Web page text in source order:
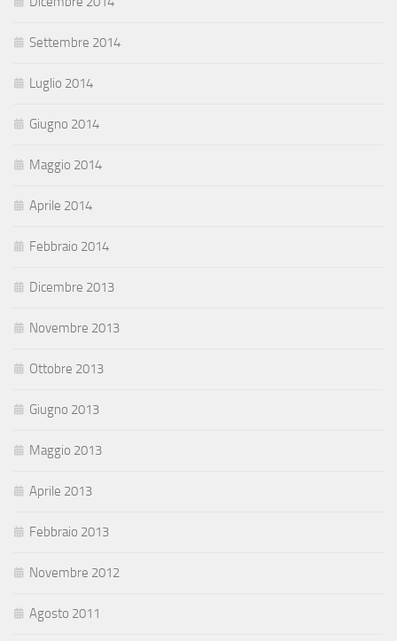
Settembre 2014
Luglio 2014
Giugno 2014
Maggio 2014
Aprile 2014
Febbraio 2014
Dicembre 2013
Novembre 2013
Ottobre 2013
Giugno 2013
Maggio 2013
Aprile 2013
Febbraio 2013
Novembre 2012
Agosto 2011